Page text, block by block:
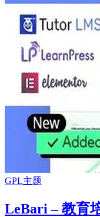
GPL主题
LeBari – 教育